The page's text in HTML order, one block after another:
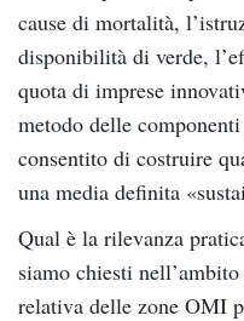
cause di mortalità,
disponibilità di verde,
quota di imprese
metodo delle
consentito di costruire
una media definita
Qual è la rilevanza
siamo chiesti
relativa delle zone OMI